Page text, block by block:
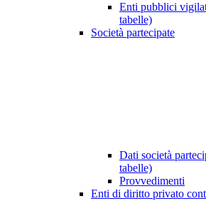
Enti pubblici
tabelle)
Società partecipate
Dati società
tabelle)
Provvedimenti
Enti di diritto privato